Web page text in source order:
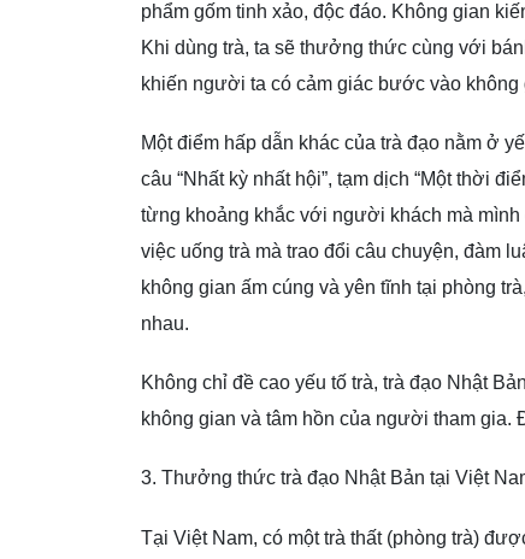
phẩm gốm tinh xảo, độc đáo. Không gian
Khi dùng trà, ta sẽ thưởng thức cùng với
khiến người ta có cảm giác bước vào
Một điểm hấp dẫn khác của trà đạo nằm ở
câu “Nhất kỳ nhất hội”, tạm dịch “Một thời
từng khoảng khắc với người khách mà
việc uống trà mà trao đổi câu chuyện, đàm
không gian ấm cúng và yên tĩnh tại phòng
nhau.
Không chỉ đề cao yếu tố trà, trà đạo Nhật
không gian và tâm hồn của người tham gia.
3. Thưởng thức trà đạo Nhật Bản tại Việt
Tại Việt Nam, có một trà thất (phòng trà)